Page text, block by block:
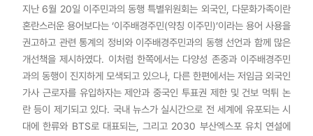
지난 6월 20일 이주민과의 동행 특별위원회는 외국인, 다문화가족이란
혼란스러운 용어보다는 ‘이주배경주민(약칭 이주민)’이라는 용어 사용을
권고하고 관련 통계의 정비와 이주배경주민과의 동행 선언과 함께 많은
개선책을 제시하였다. 이처럼 한쪽에서는 다양성 존중과 이주배경주민
과의 동행이 진지하게 모색되고 있으나, 다른 한편에서는 저임금 외국인
가사 근로자를 유입하자는 제안과 중국인 투표권 제한 및 건보 먹튀 논
란 등이 제기되고 있다. 국내 뉴스가 실시간으로 전 세계에 유포되는 시
대에 한류와 BTS로 대표되는, 그리고 2030 부산엑스포 유치 연설에